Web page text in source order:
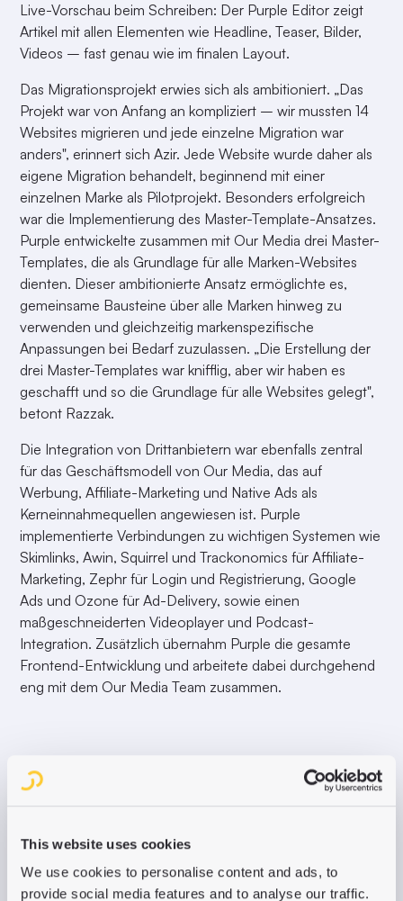
This website uses cookies
We use cookies to personalise content and ads, to
provide social media features and to analyse our traffic.
Live-Vorschau beim Schreiben: Der Purple Editor zeigt
Artikel mit allen Elementen wie Headline, Teaser, Bilder,
Videos – fast genau wie im finalen Layout.
Das Migrationsprojekt erwies sich als ambitioniert. „Das
Projekt war von Anfang an kompliziert – wir mussten 14
Websites migrieren und jede einzelne Migration war
anders", erinnert sich Azir. Jede Website wurde daher als
eigene Migration behandelt, beginnend mit einer
einzelnen Marke als Pilotprojekt. Besonders erfolgreich
war die Implementierung des Master-Template-Ansatzes.
Purple entwickelte zusammen mit Our Media drei Master-
Templates, die als Grundlage für alle Marken-Websites
dienten. Dieser ambitionierte Ansatz ermöglichte es,
gemeinsame Bausteine über alle Marken hinweg zu
verwenden und gleichzeitig markenspezifische
Anpassungen bei Bedarf zuzulassen. „Die Erstellung der
drei Master-Templates war knifflig, aber wir haben es
geschafft und so die Grundlage für alle Websites gelegt",
betont Razzak.
Die Integration von Drittanbietern war ebenfalls zentral
für das Geschäftsmodell von Our Media, das auf
Werbung, Affiliate-Marketing und Native Ads als
Kerneinnahmequellen angewiesen ist. Purple
implementierte Verbindungen zu wichtigen Systemen wie
Skimlinks, Awin, Squirrel und Trackonomics für Affiliate-
Marketing, Zephr für Login und Registrierung, Google
Ads und Ozone für Ad-Delivery, sowie einen
maßgeschneiderten Videoplayer und Podcast-
Integration. Zusätzlich übernahm Purple die gesamte
Frontend-Entwicklung und arbeitete dabei durchgehend
eng mit dem Our Media Team zusammen.
Affiliate-Marketing in Aktion: Gardens Illustrated monetarisiert
Content durch direkte Shopping-Links. Hier der "Malus Sugar
integrierte Drittanbieter.